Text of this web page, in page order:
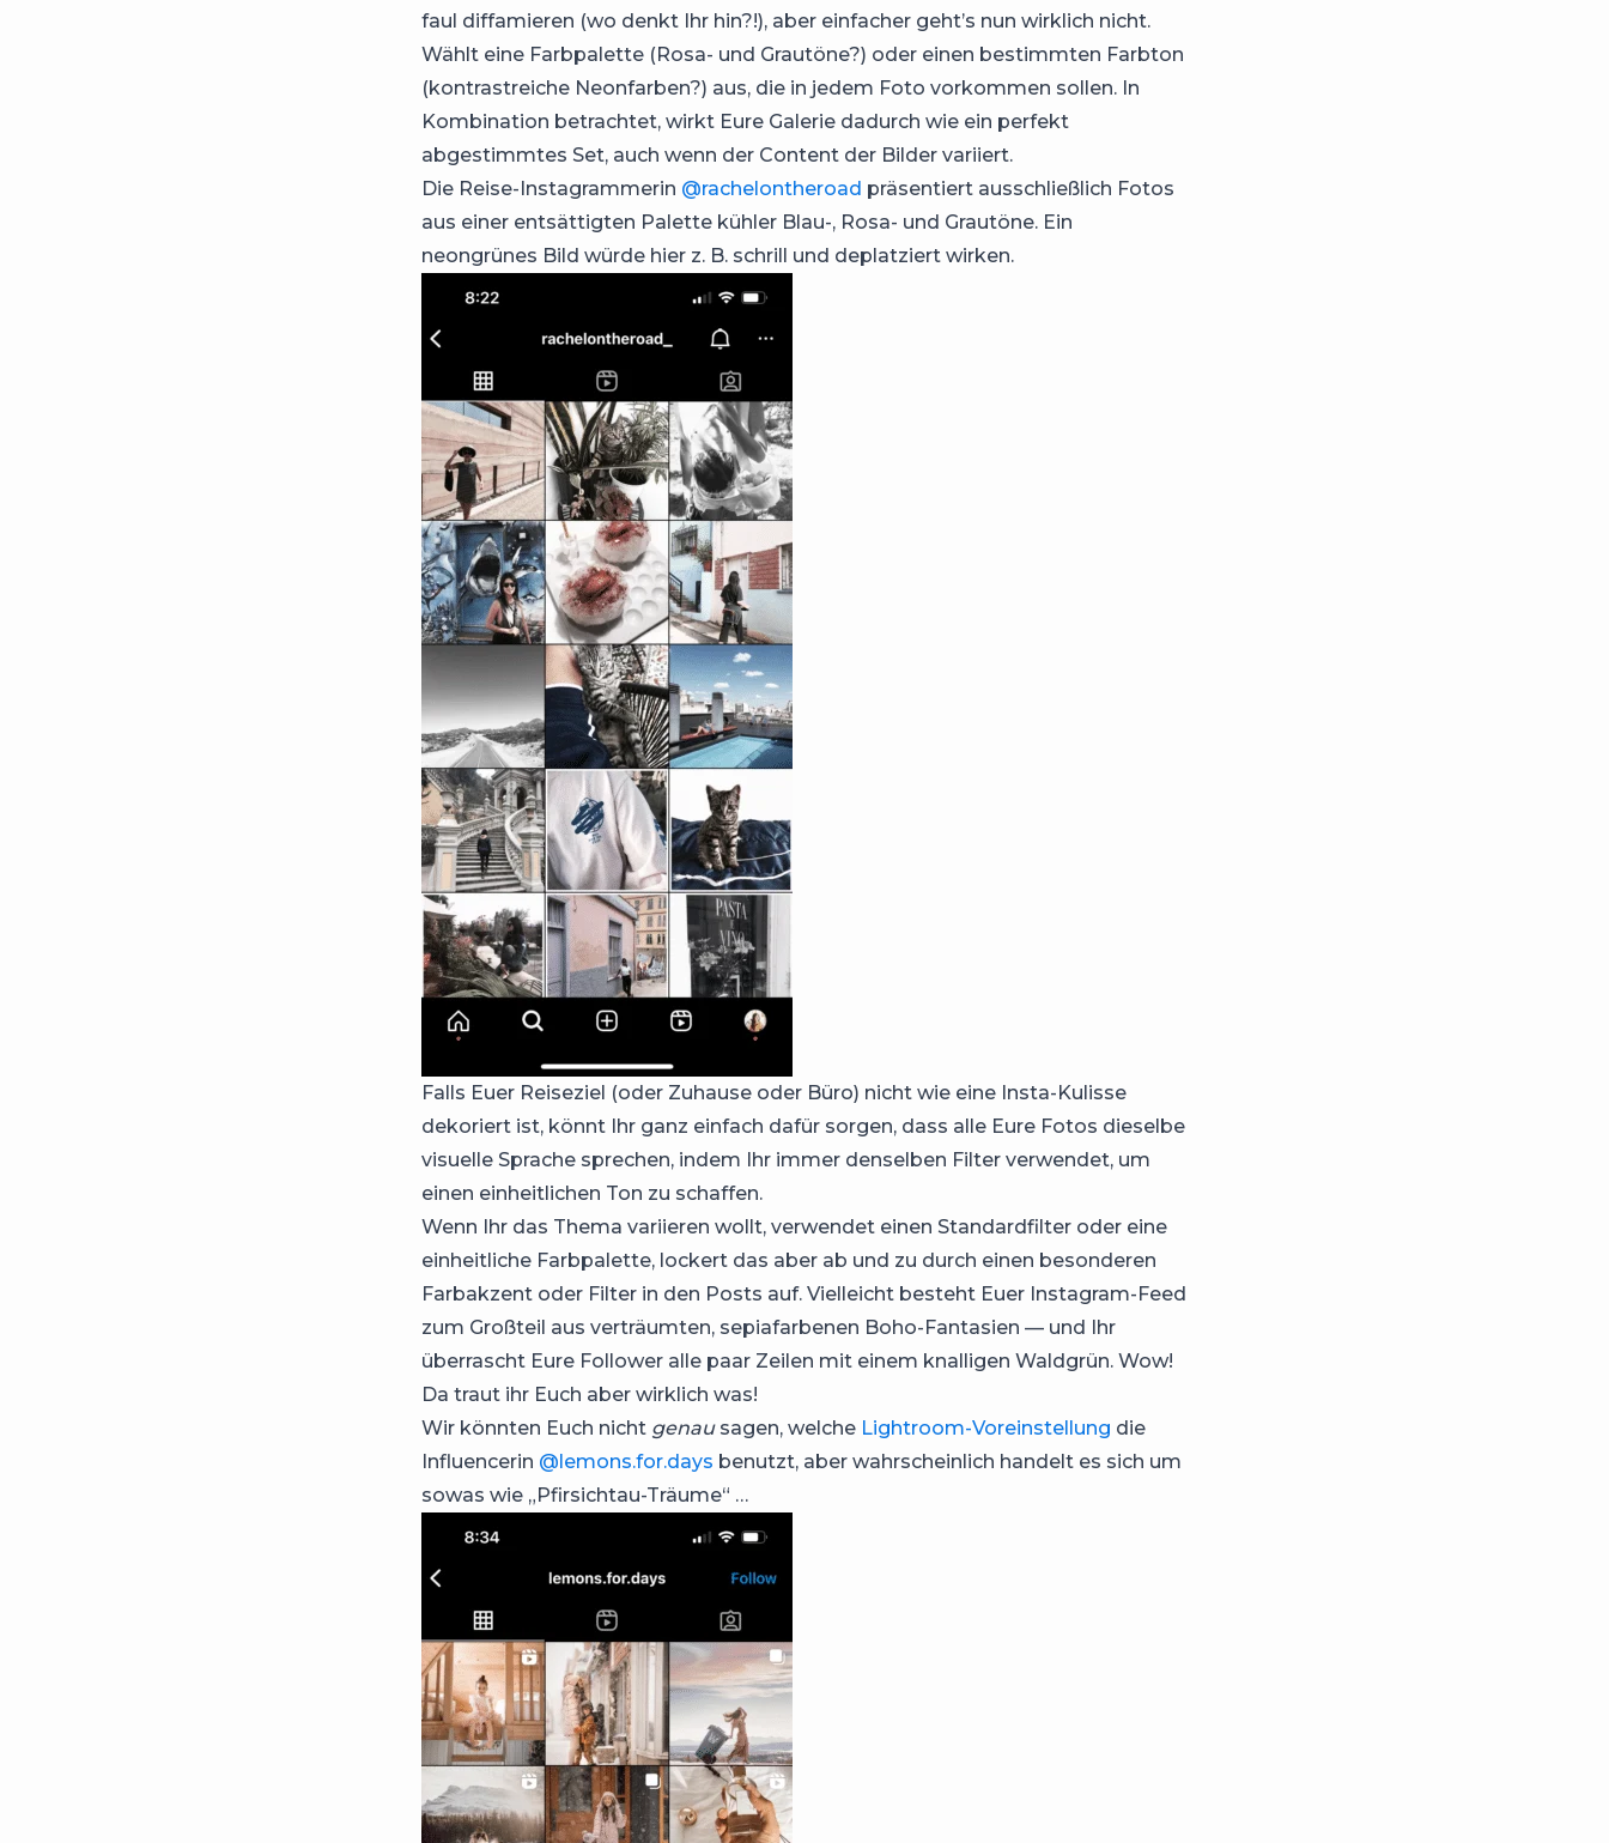
faul diffamieren (wo denkt Ihr hin?!), aber einfacher geht’s nun wirklich nicht.
Wählt eine Farbpalette (Rosa- und Grautöne?) oder einen bestimmten Farbton
(kontrastreiche Neonfarben?) aus, die in jedem Foto vorkommen sollen. In
Kombination betrachtet, wirkt Eure Galerie dadurch wie ein perfekt
abgestimmtes Set, auch wenn der Content der Bilder variiert.
Die Reise-Instagrammerin @rachelontheroad präsentiert ausschließlich Fotos
aus einer entsättigten Palette kühler Blau-, Rosa- und Grautöne. Ein
neongrünes Bild würde hier z. B. schrill und deplatziert wirken.
Falls Euer Reiseziel (oder Zuhause oder Büro) nicht wie eine Insta-Kulisse
dekoriert ist, könnt Ihr ganz einfach dafür sorgen, dass alle Eure Fotos dieselbe
visuelle Sprache sprechen, indem Ihr immer denselben Filter verwendet, um
einen einheitlichen Ton zu schaffen.
Wenn Ihr das Thema variieren wollt, verwendet einen Standardfilter oder eine
einheitliche Farbpalette, lockert das aber ab und zu durch einen besonderen
Farbakzent oder Filter in den Posts auf. Vielleicht besteht Euer Instagram-Feed
zum Großteil aus verträumten, sepiafarbenen Boho-Fantasien — und Ihr
überrascht Eure Follower alle paar Zeilen mit einem knalligen Waldgrün. Wow!
Da traut ihr Euch aber wirklich was!
Wir könnten Euch nicht genausagen, welche Lightroom-Voreinstellung die
Influencerin @lemons.for.days benutzt, aber wahrscheinlich handelt es sich um
sowas wie „Pfirsichtau-Träume“ …